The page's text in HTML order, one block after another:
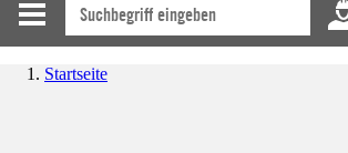
Startseite